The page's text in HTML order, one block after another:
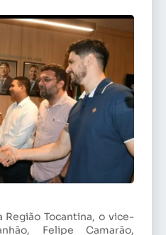
Tocantina, o vice-
Felipe Camarão,